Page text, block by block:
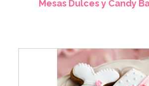
Mesas Dulces y Candy